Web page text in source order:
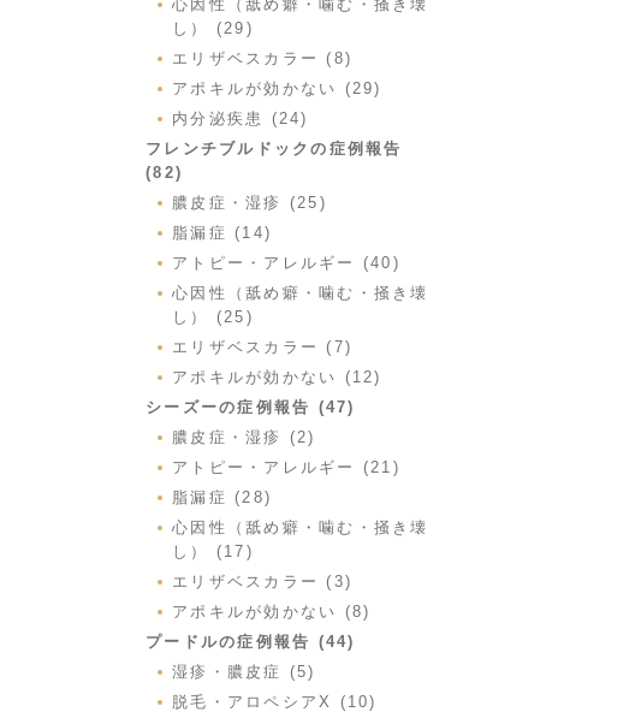
心因性（舐め癖・噛む・掻き壊
し） (29)
エリザベスカラー (8)
アポキルが効かない (29)
内分泌疾患 (24)
フレンチブルドックの症例報告
(82)
膿皮症・湿疹 (25)
脂漏症 (14)
アトピー・アレルギー (40)
心因性（舐め癖・噛む・掻き壊
し） (25)
エリザベスカラー (7)
アポキルが効かない (12)
シーズーの症例報告 (47)
膿皮症・湿疹 (2)
アトピー・アレルギー (21)
脂漏症 (28)
心因性（舐め癖・噛む・掻き壊
し） (17)
エリザベスカラー (3)
アポキルが効かない (8)
プードルの症例報告 (44)
湿疹・膿皮症 (5)
脱毛・アロペシアX (10)